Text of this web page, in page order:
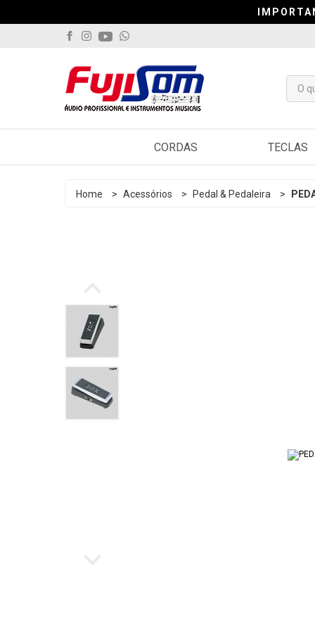
CORDAS
Violão
TECLAS
Arranjador
Home > Acessórios > Pedal & Pedaleira >